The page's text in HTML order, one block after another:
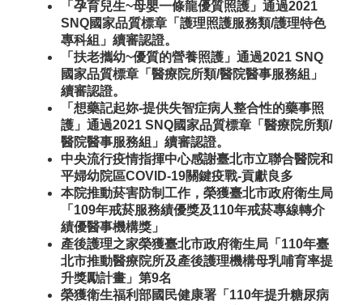
「孕育兒生~母嬰一條龍優質照護」通過2021
SNQ國家品質標章「護理照護服務類/護理特色
專科組」續審認證。
「扶老攜幼~優質的營養照護」通過2021 SNQ
國家品質標章「醫療院所類/醫院醫事服務組」
續審認證。
「想藥記起妳-提供失智症病人整合性的藥事照
護」通過2021 SNQ國家品質標章「醫療院所類/
醫院醫事服務組」續審認證。
中央流行疫情指揮中心感謝臺北市立聯合醫院和
平婦幼院區COVID-19關鍵疫戰-貢獻良多
本院推動菸害防制工作，榮獲臺北市政府衛生局
「109年戒菸服務績優獎及110年戒菸專線轉介
績優醫事機構獎」
產後護理之家榮獲臺北市政府衛生局「110年臺
北市推動醫療院所及產後護理機構母乳哺育率提
升獎勵計畫」第9名
榮獲衛生福利部國民健康署「110年提升糖尿病